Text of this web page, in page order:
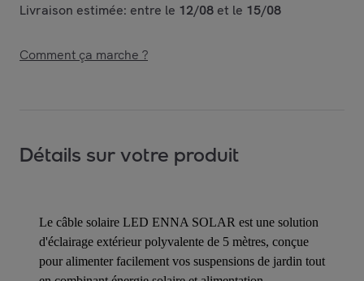
Livraison estimée: entre le 12/08 et le 15/08
Comment ça marche ?
Détails sur votre produit
Le câble solaire LED ENNA SOLAR est une solution
d'éclairage extérieur polyvalente de 5 mètres, conçue
pour alimenter facilement vos suspensions de jardin tout